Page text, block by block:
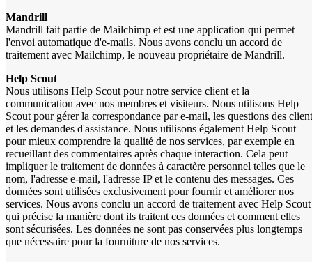
Mandrill
Mandrill fait partie de Mailchimp et est une application qui permet
l'envoi automatique d'e-mails. Nous avons conclu un accord de
traitement avec Mailchimp, le nouveau propriétaire de Mandrill.
Help Scout
Nous utilisons Help Scout pour notre service client et la
communication avec nos membres et visiteurs. Nous utilisons Help
Scout pour gérer la correspondance par e-mail, les questions des
et les demandes d'assistance. Nous utilisons également Help Scout
pour mieux comprendre la qualité de nos services, par exemple en
recueillant des commentaires après chaque interaction. Cela peut
impliquer le traitement de données à caractère personnel telles que le
nom, l'adresse e-mail, l'adresse IP et le contenu des messages. Ces
données sont utilisées exclusivement pour fournir et améliorer nos
services. Nous avons conclu un accord de traitement avec Help Scout
qui précise la manière dont ils traitent ces données et comment elles
sont sécurisées. Les données ne sont pas conservées plus longtemps
que nécessaire pour la fourniture de nos services.